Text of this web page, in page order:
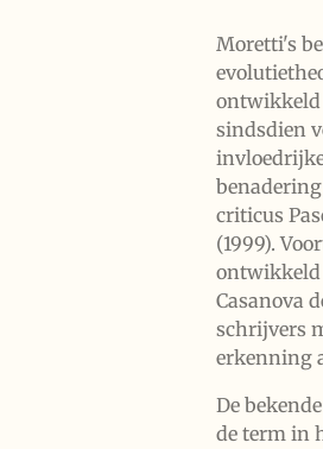
Moretti's
ontwikkeld
sindsdien
criticus
(1999).
ontwikkeld
Casanova
schrijvers
erkenning
De
de term in